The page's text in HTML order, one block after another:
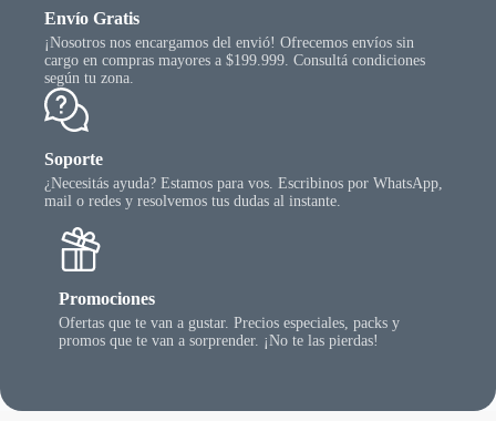
Envío Gratis
¡Nosotros nos encargamos del envió! Ofrecemos envíos sin
cargo en compras mayores a $199.999. Consultá condiciones
según tu zona.
Soporte
¿Necesitás ayuda? Estamos para vos. Escribinos por WhatsApp,
mail o redes y resolvemos tus dudas al instante.
Promociones
Ofertas que te van a gustar. Precios especiales, packs y
promos que te van a sorprender. ¡No te las pierdas!